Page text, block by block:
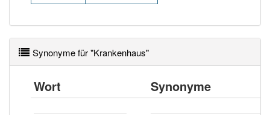
Synonyme für "Krankenhaus"
Wort Synonyme